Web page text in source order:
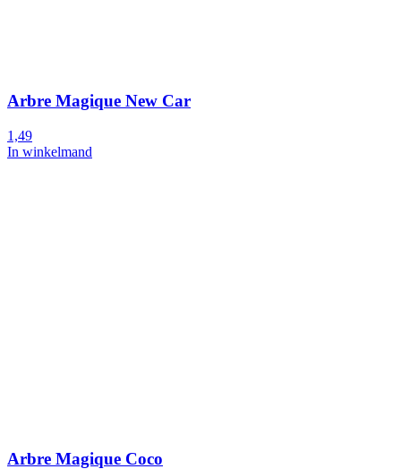
Arbre Magique New Car
1,49
In winkelmand
Arbre Magique Coco